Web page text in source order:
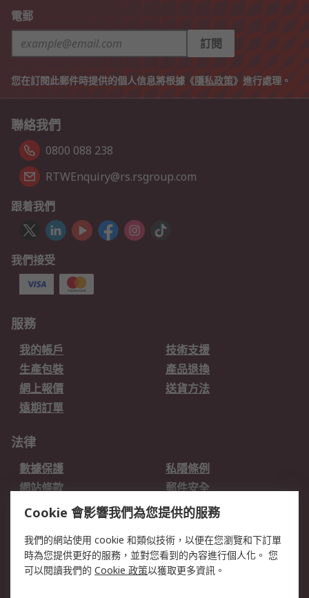
電郵
訂閱
您在訂閱此郵件時提供的個人信息將根據《隱私政策》進行處理。
聯絡我們
0800 088 238
RTWEnquiry@rs.rsgroup.com
跟着我們
我們接受
服務
我的帳戶
技術支援
生產包裝
產品退換
網上報價
送貨方法
遠期訂單
法律
數據保護
私隱條例
網站條款
郵件安全
销售条款和条件
關於RS
RS的歷史
關於RS
Cookie 會影響我們為您提供的服務
我們的網站使用 cookie 和類似技術，以便在您瀏覽和下訂單
時為您提供更好的服務，並對您看到的內容進行個人化。 您
可以閱讀我們的 Cookie 政策以獲取更多資訊。